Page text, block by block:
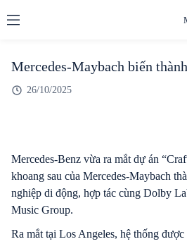
Mercedes-Maybach biến
26/10/2025
Mercedes-Benz vừa ra mắt dự án
khoang sau của Mercedes-Maybach
nghiệp di động, hợp tác cùng Dolby
Music Group.
Ra mắt tại Los Angeles, hệ thống được